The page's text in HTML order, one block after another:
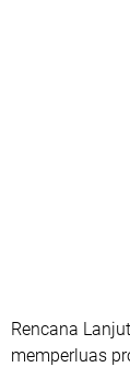
Rencana
memperluas